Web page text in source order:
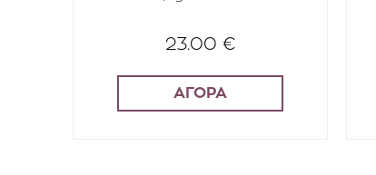
23.00 €
ΑΓΟΡΑ